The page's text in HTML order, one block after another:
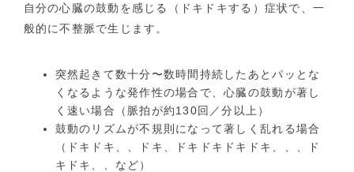
自分の心臓の鼓動を感じる（ドキドキする）症状で、一
般的に不整脈で生じます。
突然起きて数十分〜数時間持続したあとパッとな
くなるような発作性の場合で、心臓の鼓動が著し
く速い場合（脈拍が約130回／分以上）
鼓動のリズムが不規則になって著しく乱れる場合
（ドキドキ、、ドキ、ドキドキドキドキ、、、ド
キドキ、、など）